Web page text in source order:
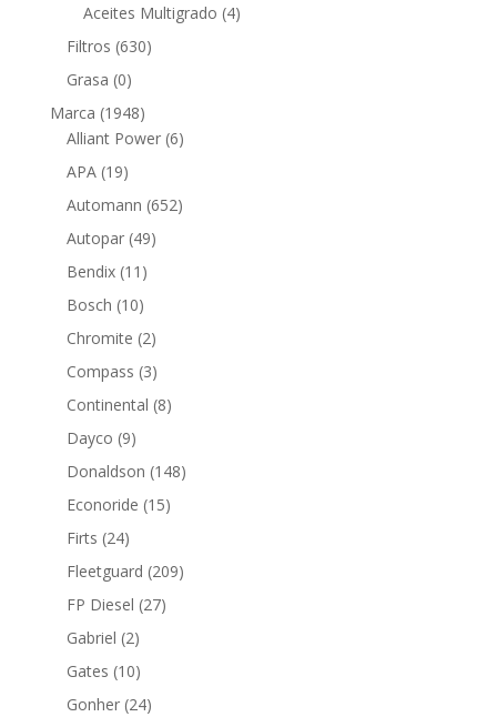
productos
Aceites Multigrado 44
Filtros 630630
Grasa 00
productos
Marca 19481948
productos
Alliant Power 66
APA 1919
productos
Automann 652652
Autopar 4949
Bendix 11 11
productos
Bosch 1010
productos
Chromite 22
productos
Compass 33
productos
Continental 88
Dayco 99
productos
Donaldson 148148
Econoride 1515
Firts 2424
productos
Fleetguard 209209
FP Diesel 2727
Gabriel 22
productos
Gates 1010
productos
Gonher 2424